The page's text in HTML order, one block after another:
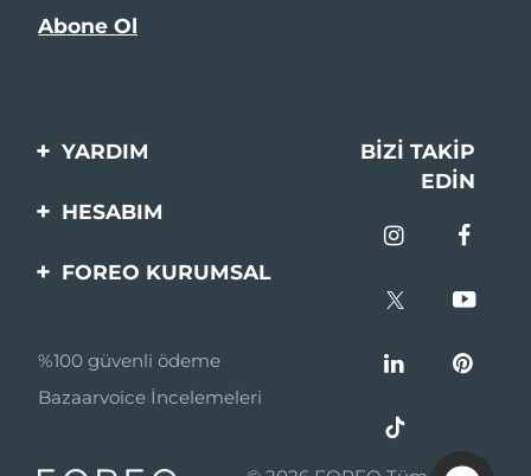
YARDIM
Bi̇zi̇mle İleti̇şi̇me Geçi̇n
BIZI TAKIP
EDIN
HESABIM
Ürün Kaydı
FOREO KURUMSAL
Ortaklik Programi
Ortaklık haberleri
%100 güvenli ödeme
Bazaarvoice İncelemeleri